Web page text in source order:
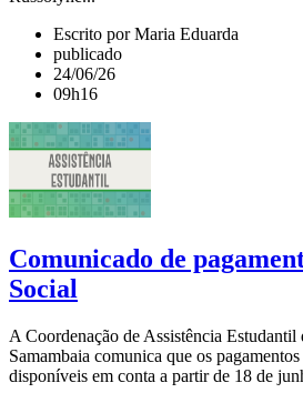
Escrito por Maria Eduarda
publicado
24/06/26
09h16
Comunicado de
Social
A Coordenação de Assistência
Samambaia comunica que os
disponíveis em conta a partir de 18 de